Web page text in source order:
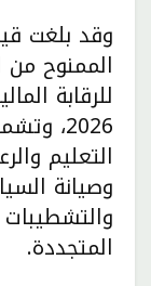
وقد بلغت
الممنوح من
2026،
التعليم
وصيانة
والتشطيبات
المتجددة.